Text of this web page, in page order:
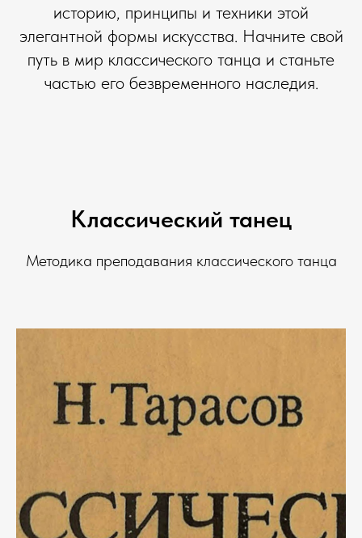
историю, принципы и техники этой
элегантной формы искусства. Начните свой
путь в мир классического танца и станьте
частью его безвременного наследия.
Классический танец
Методика преподавания классического танца